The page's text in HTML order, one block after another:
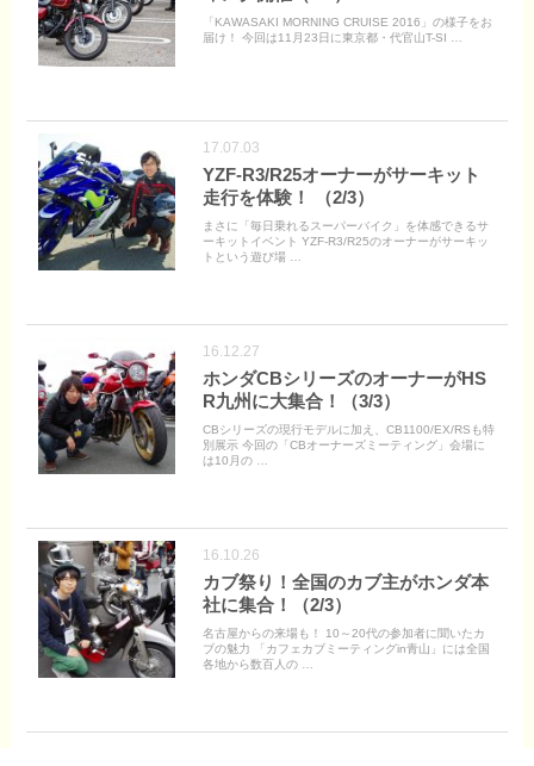
「KAWASAKI MORNING CRUISE 2016」の様子をお
届け！ 今回は11月23日に東京都・代官山T-SI …
17.07.03
YZF-R3/R25オーナーがサーキット
走行を体験！ （2/3）
まさに「毎日乗れるスーパーバイク」を体感できるサ
ーキットイベント YZF-R3/R25のオーナーがサーキッ
トという遊び場 …
16.12.27
ホンダCBシリーズのオーナーがHS
R九州に大集合！（3/3）
CBシリーズの現行モデルに加え、CB1100/EX/RSも特
別展示 今回の「CBオーナーズミーティング」会場に
は10月の …
16.10.26
カブ祭り！全国のカブ主がホンダ本
社に集合！（2/3）
名古屋からの来場も！ 10～20代の参加者に聞いたカ
ブの魅力 「カフェカブミーティングin青山」には全国
各地から数百人の …